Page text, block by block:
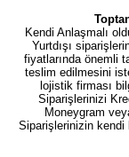
Kendi Anlaşmalı
Yurtdışı
fiyatlarında önemli
teslim edilmesini
lojistik firması
Siparişlerinizi
Moneygram
Siparişlerinizin kendi